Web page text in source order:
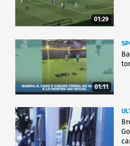
01:29
01:11